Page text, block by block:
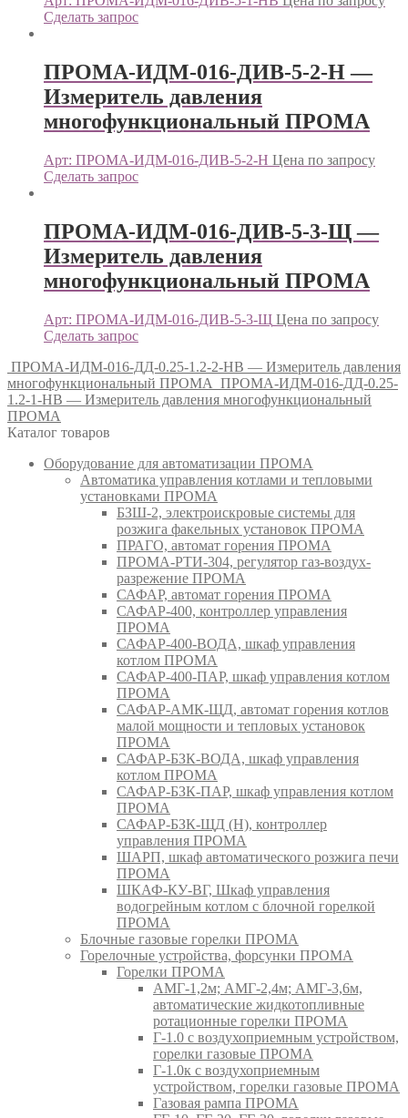
Сделать запрос
ПРОМА-ИДМ-016-ДИВ-5-2-Н —
Измеритель давления
многофункциональный ПРОМА
Арт: ПРОМА-ИДМ-016-ДИВ-5-2-Н Цена по запросу
Сделать запрос
ПРОМА-ИДМ-016-ДИВ-5-3-Щ —
Измеритель давления
многофункциональный ПРОМА
Арт: ПРОМА-ИДМ-016-ДИВ-5-3-Щ Цена по запросу
Сделать запрос
ПРОМА-ИДМ-016-ДД-0.25-1.2-2-НВ — Измеритель давления
многофункциональный ПРОМА ПРОМА-ИДМ-016-ДД-0.25-
1.2-1-НВ — Измеритель давления многофункциональный
ПРОМА
Каталог товаров
Оборудование для автоматизации ПРОМА
Автоматика управления котлами и тепловыми
установками ПРОМА
БЗШ-2, электроискровые системы для
розжига факельных установок ПРОМА
ПРАГО, автомат горения ПРОМА
ПРОМА-РТИ-304, регулятор газ-воздух-
разрежение ПРОМА
САФАР, автомат горения ПРОМА
САФАР-400, контроллер управления
ПРОМА
САФАР-400-ВОДА, шкаф управления
котлом ПРОМА
САФАР-400-ПАР, шкаф управления котлом
ПРОМА
САФАР-АМК-ЩД, автомат горения котлов
малой мощности и тепловых установок
ПРОМА
САФАР-БЗК-ВОДА, шкаф управления
котлом ПРОМА
САФАР-БЗК-ПАР, шкаф управления котлом
ПРОМА
САФАР-БЗК-ЩД (Н), контроллер
управления ПРОМА
ШАРП, шкаф автоматического розжига печи
ПРОМА
ШКАФ-КУ-ВГ, Шкаф управления
водогрейным котлом с блочной горелкой
ПРОМА
Блочные газовые горелки ПРОМА
Горелочные устройства, форсунки ПРОМА
Горелки ПРОМА
АМГ-1,2м; АМГ-2,4м; АМГ-3,6м,
автоматические жидкотопливные
ротационные горелки ПРОМА
Г-1.0 с воздухоприемным устройством,
горелки газовые ПРОМА
Г-1.0к с воздухоприемным
устройством, горелки газовые ПРОМА
Газовая рампа ПРОМА